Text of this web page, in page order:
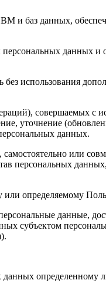
баз данных,
данных
использования
совершаемых с
уточнение
данных.
или
персональных
определяемому
данные,
субъектом
определенному